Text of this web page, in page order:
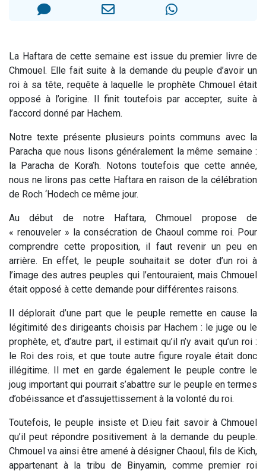
Il reste 49 places pour étudier en groupe sur Zoom
Eva vient de donner son Maasser
La Haftara de cette semaine est issue du premier livre de
Chmouel. Elle fait suite à la demande du peuple d’avoir un
roi à sa tête, requête à laquelle le prophète Chmouel était
opposé à l’origine. Il finit toutefois par accepter, suite à
l’accord donné par Hachem.
Notre texte présente plusieurs points communs avec la
Paracha que nous lisons généralement la même semaine :
la Paracha de Kora’h. Notons toutefois que cette année,
nous ne lirons pas cette Haftara en raison de la célébration
de Roch ‘Hodech ce même jour.
Au début de notre Haftara, Chmouel propose de
« renouveler » la consécration de Chaoul comme roi. Pour
comprendre cette proposition, il faut revenir un peu en
arrière. En effet, le peuple souhaitait se doter d’un roi à
l’image des autres peuples qui l’entouraient, mais Chmouel
était opposé à cette demande pour différentes raisons.
Il déplorait d’une part que le peuple remette en cause la
légitimité des dirigeants choisis par Hachem : le juge ou le
prophète, et, d’autre part, il estimait qu’il n’y avait qu’un roi :
le Roi des rois, et que toute autre figure royale était donc
illégitime. Il met en garde également le peuple contre le
joug important qui pourrait s’abattre sur le peuple en termes
d’obéissance et d’assujettissement à la volonté du roi.
Toutefois, le peuple insiste et D.ieu fait savoir à Chmouel
qu’il peut répondre positivement à la demande du peuple.
Chmouel va ainsi être amené à désigner Chaoul, fils de Kich,
appartenant à la tribu de Binyamin, comme premier roi